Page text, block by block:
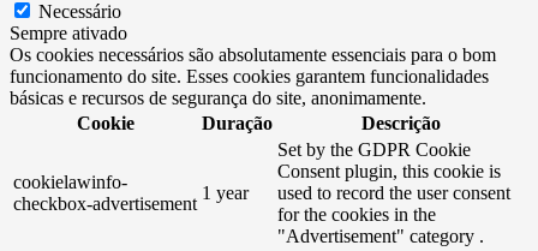
Necessário
Sempre ativado
Os cookies necessários são absolutamente essenciais para o bom
funcionamento do site. Esses cookies garantem funcionalidades
básicas e recursos de segurança do site, anonimamente.
Cookie
Duração Descrição
cookielawinfo-
checkbox-advertisement
1 year
Set by the GDPR Cookie
Consent plugin, this cookie is
used to record the user consent
for the cookies in the
"Advertisement" category .